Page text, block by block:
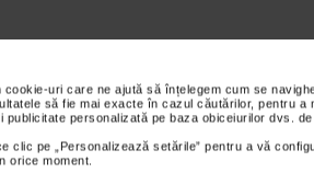
uri care ne ajută să înțelegem cum se
să fie mai exacte în cazul căutărilor, pentru a
personalizată pe baza obiceiurilor dvs. de
pe „Personalizează setările” pentru a vă
orice moment.